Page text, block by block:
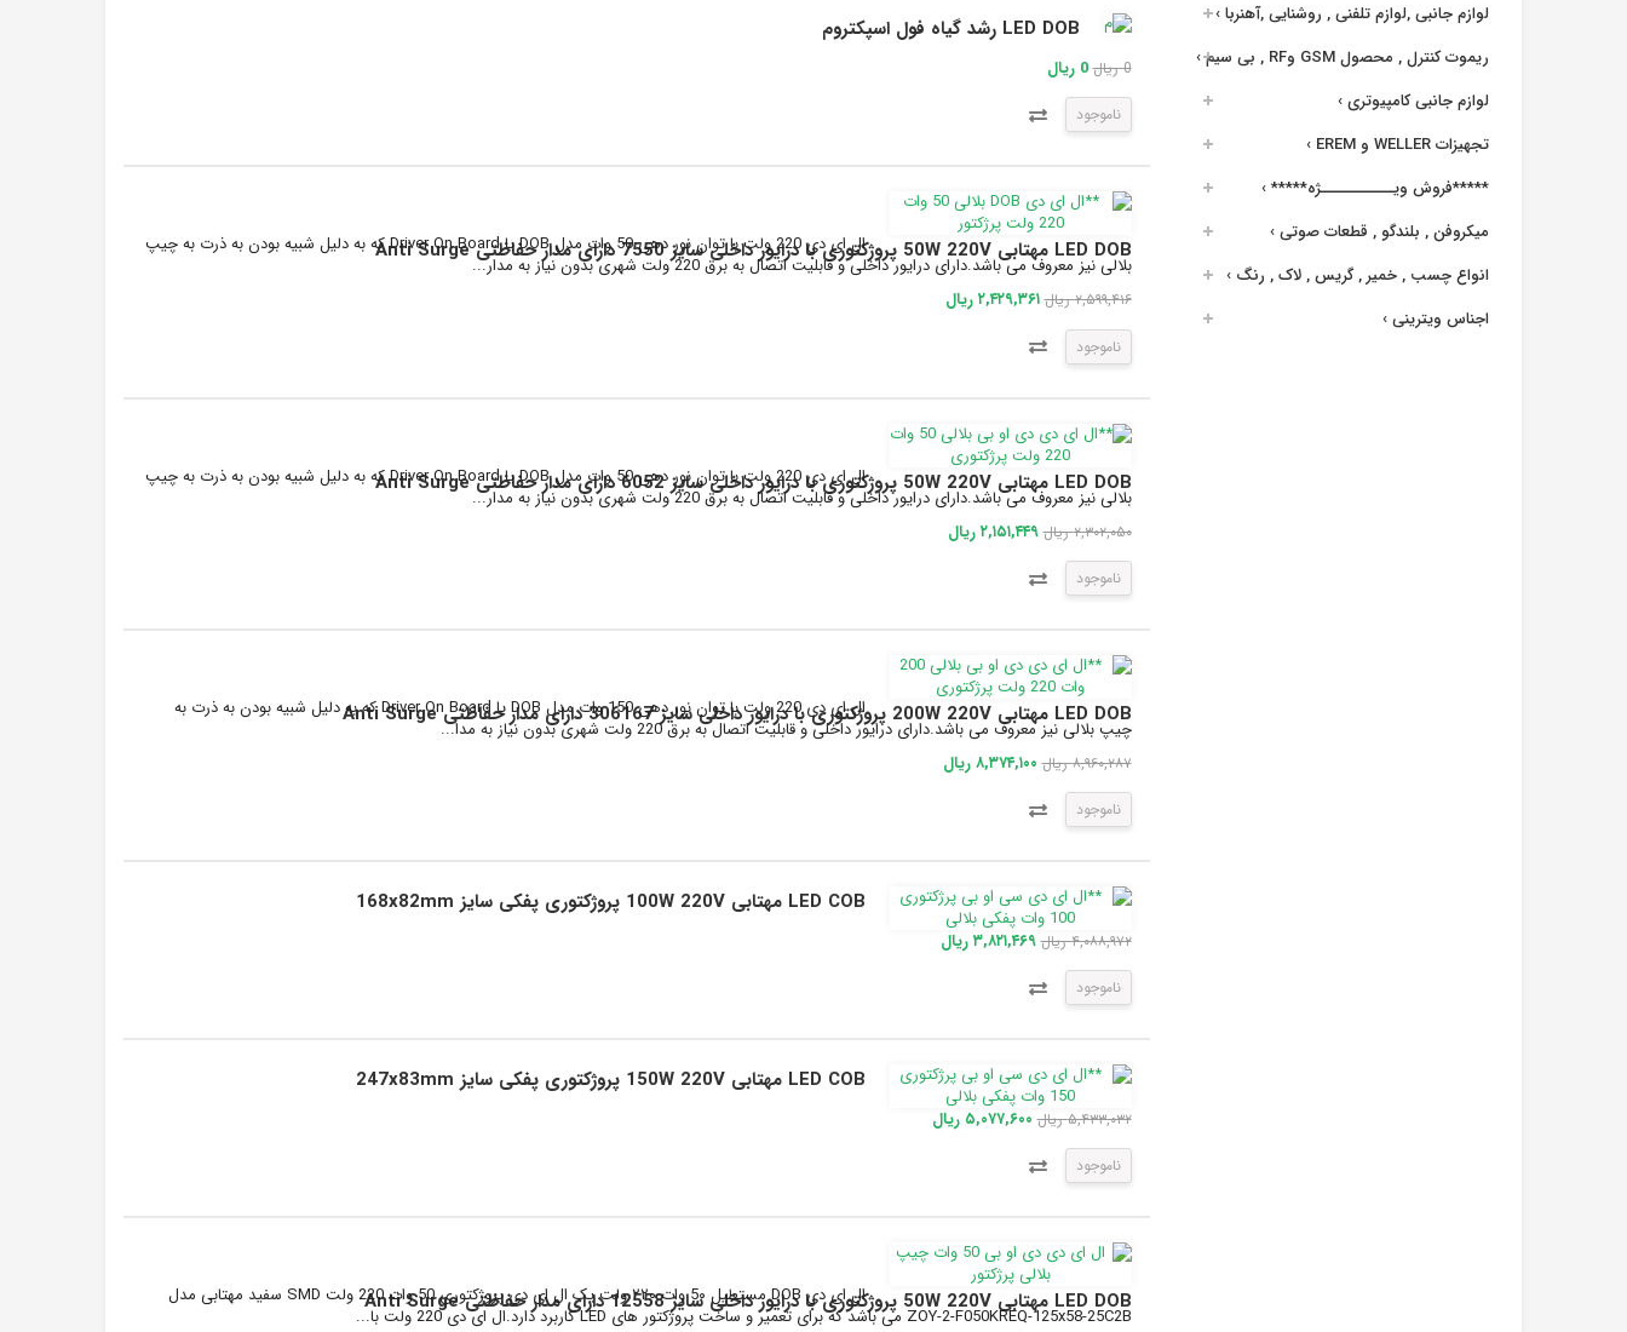
لوازم جانبی ,لوازم تلفنی , روشنایی ,آهنربا›
ریموت کنترل , محصول GSM وRF , بی سیم
›
لوازم جانبی کامپیوتری›
تجهیزات WELLER و EREM
›
*****فروش ویــــــــــــژه*****›
میکروفن , بلندگو , قطعات صوتی›
انواع چسب , خمیر , گریس , لاک , رنگ ›
اجناس ویترینی›
LED DOB رشد گیاه فول اسپکتروم
0 ریال 0 ریال
ناموجود
LED DOB مهتابی 50W 220V پروژکتوری با درایور داخلی سایز 7550 دارای مدار حفاظتی Anti Surge
ال ای دی 220 ولت با توان نور دهی 50 وات مدل DOB یا Driver On Board که به دلیل شبیه بودن به ذرت به چیپ
بلالی نیز معروف می باشد.دارای درایور داخلی و قابلیت اتصال به برق 220 ولت شهری بدون نیاز به مدار...
۲,۵۹۹,۴۱۶ ریال ۲,۴۲۹,۳۶۱ ریال
ناموجود
LED DOB مهتابی 50W 220V پروژکتوری با درایور داخلی سایز 6052 دارای مدار حفاظتی Anti Surge
ال ای دی 220 ولت با توان نور دهی 50 وات مدل DOB یا Driver On Board که به دلیل شبیه بودن به ذرت به چیپ
بلالی نیز معروف می باشد.دارای درایور داخلی و قابلیت اتصال به برق 220 ولت شهری بدون نیاز به مدار...
۲,۳۰۲,۰۵۰ ریال ۲,۱۵۱,۴۴۹ ریال
ناموجود
LED DOB مهتابی 200W 220V پروژکتوری با درایور داخلی سایز 306167 دارای مدار حفاظتی Anti Surge
ال ای دی 220 ولت با توان نور دهی 150 وات مدل DOB یا Driver On Board که به دلیل شبیه بودن به ذرت به
چیپ بلالی نیز معروف می باشد.دارای درایور داخلی و قابلیت اتصال به برق 220 ولت شهری بدون نیاز به مدا...
۸,۹۶۰,۲۸۷ ریال ۸,۳۷۴,۱۰۰ ریال
ناموجود
LED COB مهتابی 100W 220V پروژکتوری پفکی سایز 168x82mm
۴,۰۸۸,۹۷۲ ریال ۳,۸۲۱,۴۶۹ ریال
ناموجود
LED COB مهتابی 150W 220V پروژکتوری پفکی سایز 247x83mm
۵,۴۳۳,۰۳۲ ریال ۵,۰۷۷,۶۰۰ ریال
ناموجود
LED DOB مهتابی 50W 220V پروژکتوری با درایور داخلی سایز 12558 دارای مدار حفاظتی Anti Surge
ال ای دی DOB مستطیل 5۰ وات ۲۲۰ ولت یک ال ای دی پروژکتوری 50 وات 220 ولت SMD سفید مهتابی مدل
ZOY-2-F050KREQ-125x58-25C2B می باشد که برای تعمیر و ساخت پروژکتور های LED کاربرد دارد.ال ای دی 220 ولت با...